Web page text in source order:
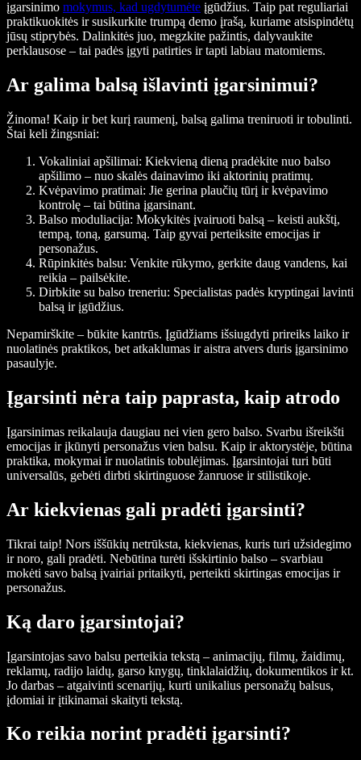
įgarsinimo mokymus, kad ugdytumėte įgūdžius. Taip pat reguliariai
praktikuokitės ir susikurkite trumpą demo įrašą, kuriame atsispindėtų
jūsų stiprybės. Dalinkitės juo, megzkite pažintis, dalyvaukite
perklausose – tai padės įgyti patirties ir tapti labiau matomiems.
Ar galima balsą išlavinti įgarsinimui?
Žinoma! Kaip ir bet kurį raumenį, balsą galima treniruoti ir tobulinti.
Štai keli žingsniai:
Vokaliniai apšilimai: Kiekvieną dieną pradėkite nuo balso
apšilimo – nuo skalės dainavimo iki aktorinių pratimų.
Kvėpavimo pratimai: Jie gerina plaučių tūrį ir kvėpavimo
kontrolę – tai būtina įgarsinant.
Balso moduliacija: Mokykitės įvairuoti balsą – keisti aukštį,
tempą, toną, garsumą. Taip gyvai perteiksite emocijas ir
personažus.
Rūpinkitės balsu: Venkite rūkymo, gerkite daug vandens, kai
reikia – pailsėkite.
Dirbkite su balso treneriu: Specialistas padės kryptingai lavinti
balsą ir įgūdžius.
Nepamirškite – būkite kantrūs. Įgūdžiams išsiugdyti prireiks laiko ir
nuolatinės praktikos, bet atkaklumas ir aistra atvers duris įgarsinimo
pasaulyje.
Įgarsinti nėra taip paprasta, kaip atrodo
Įgarsinimas reikalauja daugiau nei vien gero balso. Svarbu išreikšti
emocijas ir įkūnyti personažus vien balsu. Kaip ir aktorystėje, būtina
praktika, mokymai ir nuolatinis tobulėjimas. Įgarsintojai turi būti
universalūs, gebėti dirbti skirtinguose žanruose ir stilistikoje.
Ar kiekvienas gali pradėti įgarsinti?
Tikrai taip! Nors iššūkių netrūksta, kiekvienas, kuris turi užsidegimo
ir noro, gali pradėti. Nebūtina turėti išskirtinio balso – svarbiau
mokėti savo balsą įvairiai pritaikyti, perteikti skirtingas emocijas ir
personažus.
Ką daro įgarsintojai?
Įgarsintojas savo balsu perteikia tekstą – animacijų, filmų, žaidimų,
reklamų, radijo laidų, garso knygų, tinklalaidžių, dokumentikos ir kt.
Jo darbas – atgaivinti scenarijų, kurti unikalius personažų balsus,
įdomiai ir įtikinamai skaityti tekstą.
Ko reikia norint pradėti įgarsinti?